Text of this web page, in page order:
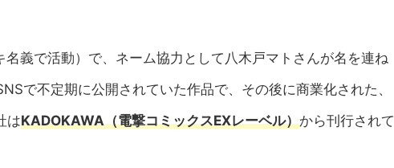
名義で活動）で、ネーム協力として八木戸マトさんが名を連ね
で不定期に公開されていた作品で、その後に商業化された、
はKADOKAWA（電撃コミックスEXレーベル）から刊行されて